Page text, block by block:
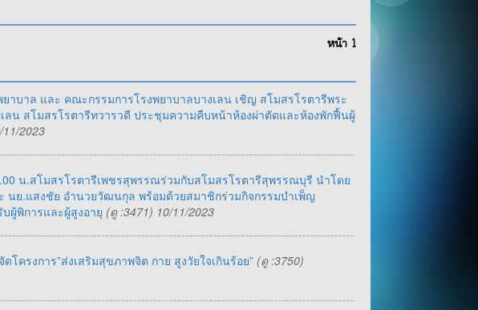
หน้า 1
ยาบาล และ คณะกรรมการโรงพยาบาลบางเลน เชิญ สโมสรโรตารีพระ
ลน สโมสรโรตารีทวารวดี ประชุมความคืบหน้าห้องผ่าตัดและห้องพักฟื้นผู้
2023
น.​สโมสรโรตารีเพชรสุพรรณร่วมกับสโมสรโรตารีสุพรรณบุรี​ นำโดย
นย.แสงชัย​ อำนวยวัฒนกุล พร้อมด้วยสมาชิกร่วมกิจกรรมบำเพ็ญ
ผู้พิการและผู้สูงอายุ (ดู :3471) 10/11/2023
โครงการ”ส่งเสริมสุขภาพจิต กาย สูงวัยใจเกินร้อย” (ดู :3750)